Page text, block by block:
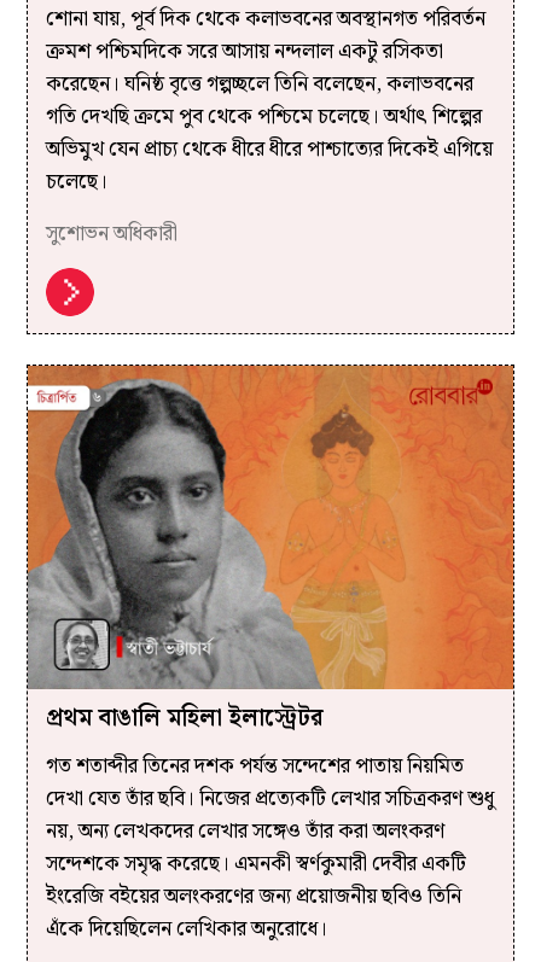
শোনা যায়, পূর্ব দিক থেকে কলাভবনের অবস্থানগত পরিবর্তন
ক্রমশ পশ্চিমদিকে সরে আসায় নন্দলাল একটু রসিকতা
করেছেন। ঘনিষ্ঠ বৃত্তে গল্পচ্ছলে তিনি বলেছেন, কলাভবনের
গতি দেখছি ক্রমে পুব থেকে পশ্চিমে চলেছে। অর্থাৎ শিল্পের
অভিমুখ যেন প্রাচ্য থেকে ধীরে ধীরে পাশ্চাত্যের দিকেই এগিয়ে
চলেছে।
সুশোভন অধিকারী
প্রথম বাঙালি মহিলা ইলাস্ট্রেটর
গত শতাব্দীর তিনের দশক পর্যন্ত সন্দেশের পাতায় নিয়মিত
দেখা যেত তাঁর ছবি। নিজের প্রত্যেকটি লেখার সচিত্রকরণ শুধু
নয়, অন্য লেখকদের লেখার সঙ্গেও তাঁর করা অলংকরণ
সন্দেশকে সমৃদ্ধ করেছে। এমনকী স্বর্ণকুমারী দেবীর একটি
ইংরেজি বইয়ের অলংকরণের জন্য প্রয়োজনীয় ছবিও তিনি
এঁকে দিয়েছিলেন লেখিকার অনুরোধে।